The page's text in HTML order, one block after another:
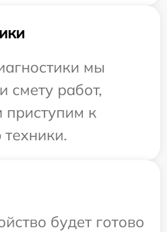
мы
смету работ,
приступим к
будет готово